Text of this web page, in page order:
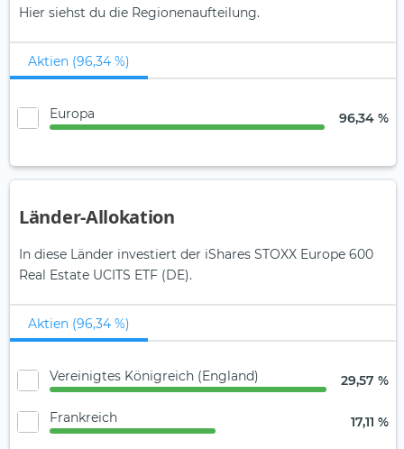
Hier siehst du die Regionenaufteilung.
Aktien (96,34 %)
Europa 96,34 %
Länder-Allokation
In diese Länder investiert der iShares STOXX Europe 600
Real Estate UCITS ETF (DE).
Aktien (96,34 %)
Vereinigtes Königreich (England) 29,57 %
Frankreich 17,11 %